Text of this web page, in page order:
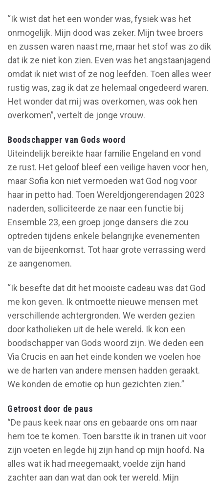
“Ik wist dat het een wonder was, fysiek was het
onmogelijk. Mijn dood was zeker. Mijn twee broers
en zussen waren naast me, maar het stof was zo dik
dat ik ze niet kon zien. Even was het angstaanjagend
omdat ik niet wist of ze nog leefden. Toen alles weer
rustig was, zag ik dat ze helemaal ongedeerd waren.
Het wonder dat mij was overkomen, was ook hen
overkomen”, vertelt de jonge vrouw.
Boodschapper van Gods woord
Uiteindelijk bereikte haar familie Engeland en vond
ze rust. Het geloof bleef een veilige haven voor hen,
maar Sofia kon niet vermoeden wat God nog voor
haar in petto had. Toen Wereldjongerendagen 2023
naderden, solliciteerde ze naar een functie bij
Ensemble 23, een groep jonge dansers die zou
optreden tijdens enkele belangrijke evenementen
van de bijeenkomst. Tot haar grote verrassing werd
ze aangenomen.
“Ik besefte dat dit het mooiste cadeau was dat God
me kon geven. Ik ontmoette nieuwe mensen met
verschillende achtergronden. We werden gezien
door katholieken uit de hele wereld. Ik kon een
boodschapper van Gods woord zijn. We deden een
Via Crucis en aan het einde konden we voelen hoe
we de harten van andere mensen hadden geraakt.
We konden de emotie op hun gezichten zien.”
Getroost door de paus
“De paus keek naar ons en gebaarde ons om naar
hem toe te komen. Toen barstte ik in tranen uit voor
zijn voeten en legde hij zijn hand op mijn hoofd. Na
alles wat ik had meegemaakt, voelde zijn hand
zachter aan dan wat dan ook ter wereld. Mijn